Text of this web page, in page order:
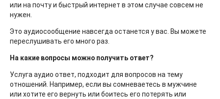
или на почту и быстрый интернет в этом случае совсем не
нужен.
Это аудиосообщение навсегда останется у вас. Вы можете
переслушивать его много раз.
На какие вопросы можно получить ответ?
Услуга аудио ответ, подходит для вопросов на тему
отношений. Например, если вы сомневаетесь в мужчине
или хотите его вернуть или боитесь его потерять или